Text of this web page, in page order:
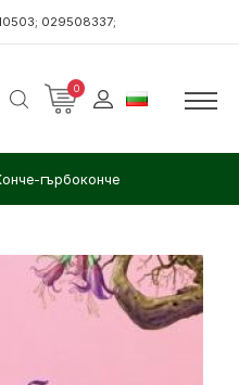
029508337;
0
гърбоконче